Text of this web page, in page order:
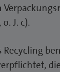
J. c).